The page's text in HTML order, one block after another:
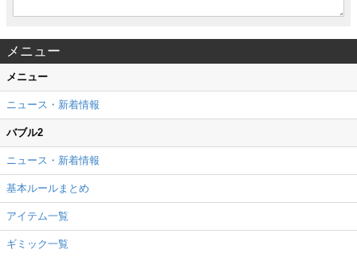
メニュー
メニュー
ニュース・新着情報
バブル2
ニュース・新着情報
基本ルールまとめ
アイテム一覧
ギミック一覧